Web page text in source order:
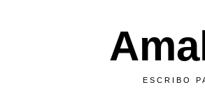
ESCRIBO